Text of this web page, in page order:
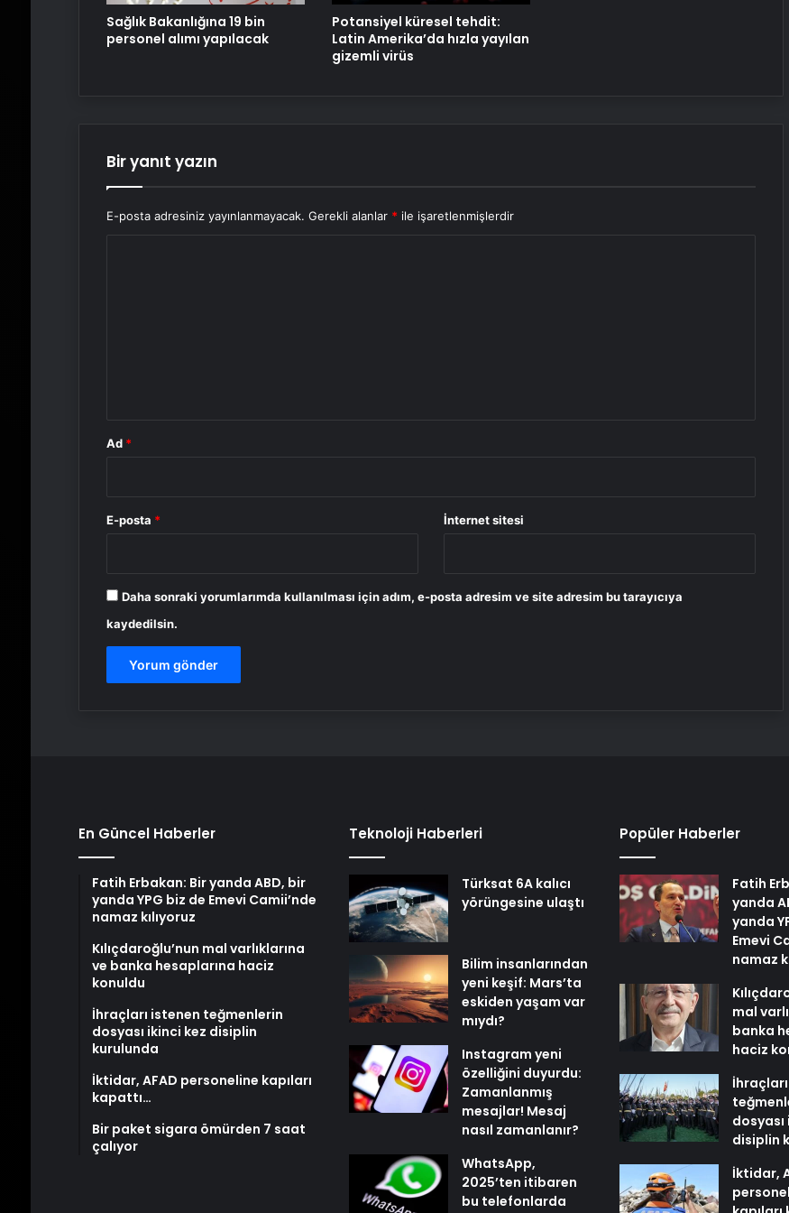
Sağlık Bakanlığına 19 bin
personel alımı yapılacak
Potansiyel küresel tehdit:
Latin Amerika’da hızla yayılan
gizemli virüs
Bir yanıt yazın
E-posta adresiniz yayınlanmayacak. Gerekli alanlar * ile işaretlenmişlerdir
Ad *
E-posta * İnternet sitesi
Daha sonraki yorumlarımda kullanılması için adım, e-posta adresim ve site adresim bu tarayıcıya
kaydedilsin.
En Güncel Haberler
Fatih Erbakan: Bir yanda ABD, bir
yanda YPG biz de Emevi Camii’nde
namaz kılıyoruz
Kılıçdaroğlu’nun mal varlıklarına
ve banka hesaplarına haciz
konuldu
İhraçları istenen teğmenlerin
dosyası ikinci kez disiplin
kurulunda
İktidar, AFAD personeline kapıları
kapattı…
Bir paket sigara ömürden 7 saat
çalıyor
Teknoloji Haberleri
Türksat 6A kalıcı
yörüngesine ulaştı
Bilim insanlarından
yeni keşif: Mars’ta
eskiden yaşam var
mıydı?
Instagram yeni
özelliğini duyurdu:
Zamanlanmış
mesajlar! Mesaj
nasıl zamanlanır?
WhatsApp,
2025’ten itibaren
bu telefonlarda
Popüler Haberler
Fatih
yanda
yanda
Emevi
namaz
mal
banka
haciz
disiplin
İktidar,